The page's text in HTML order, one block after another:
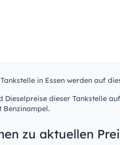
in Essen werden auf
Dieselpreise dieser Tankstelle
zu aktuellen